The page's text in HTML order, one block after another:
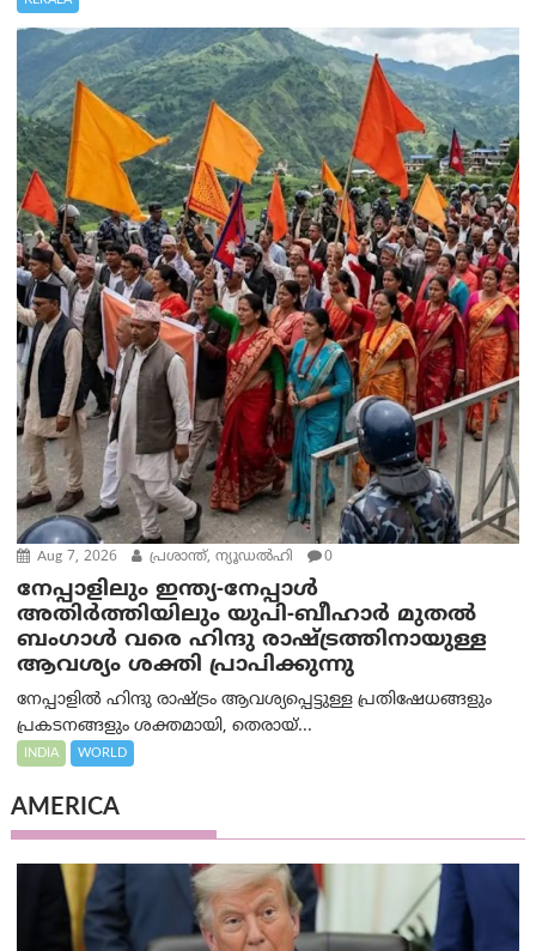
Aug 7, 2026 പ്രശാന്ത്, ന്യൂഡല്‍ഹി 0
നേപ്പാളിലും ഇന്ത്യ-നേപ്പാൾ
അതിർത്തിയിലും യുപി-ബീഹാർ മുതൽ
ബംഗാൾ വരെ ഹിന്ദു രാഷ്ട്രത്തിനായുള്ള
ആവശ്യം ശക്തി പ്രാപിക്കുന്നു
നേപ്പാളിൽ ഹിന്ദു രാഷ്ട്രം ആവശ്യപ്പെട്ടുള്ള പ്രതിഷേധങ്ങളും
പ്രകടനങ്ങളും ശക്തമായി, തെരായ്...
INDIA WORLD
AMERICA